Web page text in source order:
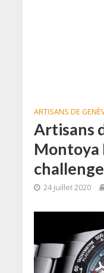
ARTISANS DE
Artisans
Montoya
24 juillet 2020